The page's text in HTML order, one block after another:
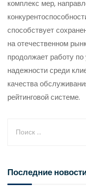
комплекс мер,
способствует
на отечественном
продолжает работу
надежности среди
качества
рейтинговой системе.
Последние